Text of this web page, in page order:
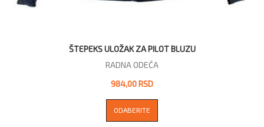
ŠTEPEKS ULOŽAK ZA PILOT BLUZU
RADNA ODEĆA
984,00 RSD
ODABERITE